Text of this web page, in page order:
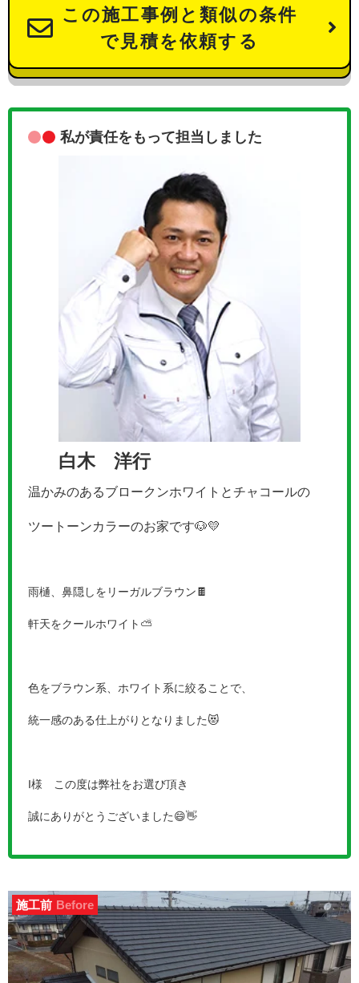
この施工事例と類似の条件
で見積を依頼する
私が責任をもって担当しました
白木 洋行
温かみのあるブロークンホワイトとチャコールの
ツートーンカラーのお家です🐶💛
雨樋、鼻隠しをリーガルブラウン🍫
軒天をクールホワイト⛅
色をブラウン系、ホワイト系に絞ることで、
統一感のある仕上がりとなりました😻
I様 この度は弊社をお選び頂き
誠にありがとうございました😄👋
施工前 Before